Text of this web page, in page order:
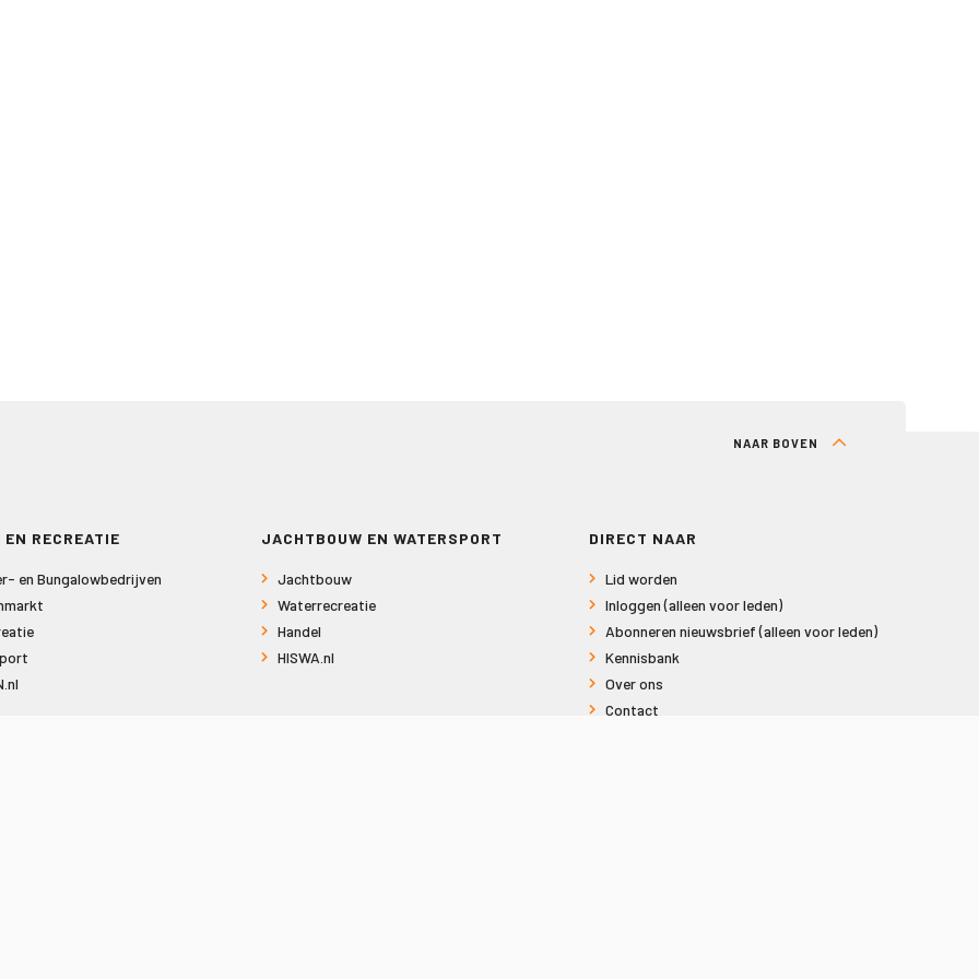
NAAR BOVEN
EN RECREATIE
en Bungalowbedrijven
JACHTBOUW EN WATERSPORT
Jachtbouw
Waterrecreatie
Handel
HISWA.nl
DIRECT NAAR
Lid worden
Inloggen (alleen voor leden)
Abonneren nieuwsbrief (alleen voor leden)
Kennisbank
Over ons
Contact